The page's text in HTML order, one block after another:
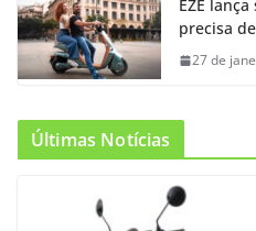
EZE
precisa
27 de
Últimas Notícias